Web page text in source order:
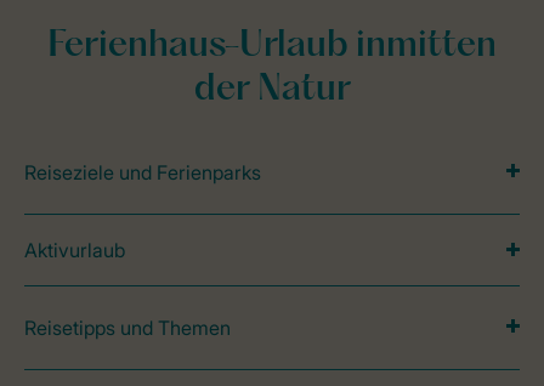
Ferienhaus-Urlaub inmitten
der Natur
Reiseziele und Ferienparks
Aktivurlaub
Reisetipps und Themen